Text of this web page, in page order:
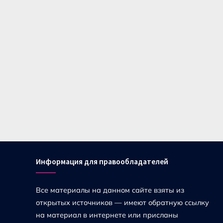
Информация для правообладателей
Все материалы на данном сайте взяты из
открытых источников — имеют обратную ссылку
на материал в интернете или присланы